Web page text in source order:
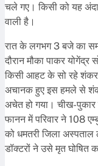
चले गए। किसी को यह
वाली है।
रात के लगभग 3 बजे का
दौरान मौका पाकर
किसी आहट के सो रहे शंकर
अचानक हुए इस हमले से
अचेत हो गया। चीख-
फानन में परिवार ने 108
को धमतरी जिला
डॉक्टरों ने उसे मृत घोषित